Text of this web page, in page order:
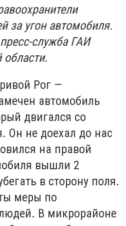
за угон автомобиля.
служба ГАИ
Рог —
автомобиль
двигался со
Он не доехал до нас
на правой
вышли 2
в сторону поля.
меры по
В микрорайоне